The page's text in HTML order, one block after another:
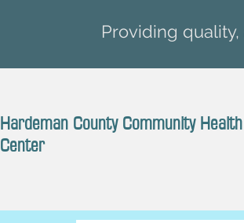
Providing
Hardeman County Community Health
Center